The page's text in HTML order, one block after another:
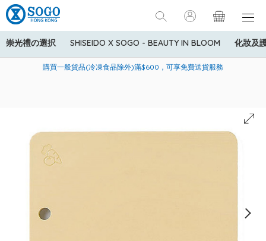
崇光禮の選択 SHISEIDO X SOGO - BEAUTY IN BLOOM 化妝及
美國運通Explorer®信用卡會員購物禮遇：高達5%簽賬回贈！
購買一般貨品(冷凍食品除外)滿$600，可享免費送貨服務
寄送中國內地服務只適用於指定商品，若訂單金額少於HK$600(折